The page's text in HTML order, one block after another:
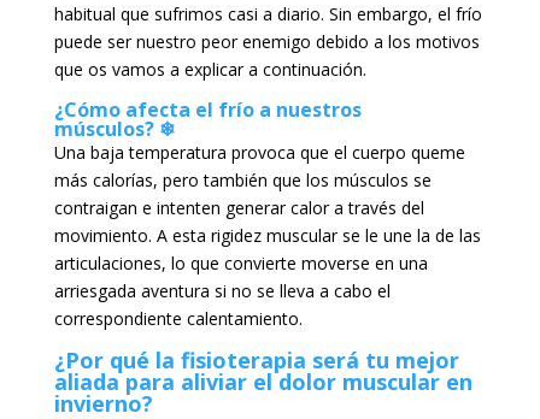
habitual que sufrimos casi a diario. Sin embargo, el frío
puede ser nuestro peor enemigo debido a los motivos
que os vamos a explicar a continuación.
¿Cómo afecta el frío a nuestros
músculos? ❄
Una baja temperatura provoca que el cuerpo queme
más calorías, pero también que los músculos se
contraigan e intenten generar calor a través del
movimiento. A esta rigidez muscular se le une la de las
articulaciones, lo que convierte moverse en una
arriesgada aventura si no se lleva a cabo el
correspondiente calentamiento.
¿Por qué la fisioterapia será tu mejor
aliada para aliviar el dolor muscular en
invierno?